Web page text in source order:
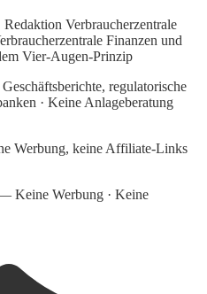
Redaktion Verbraucherzentrale
Finanzen und
Vier-Augen-Prinzip
regulatorische
· Keine Anlageberatung
Werbung, keine Affiliate-Links
Keine Werbung · Keine